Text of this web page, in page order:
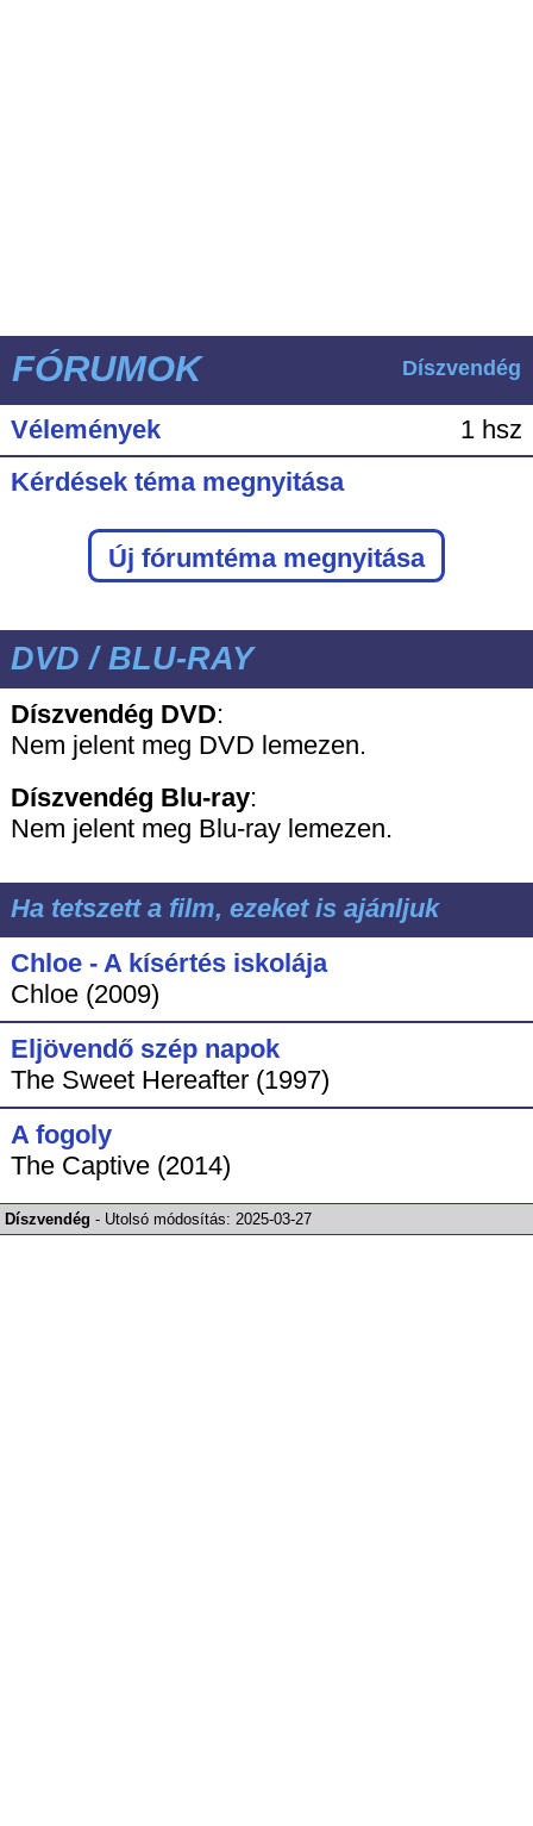
FÓRUMOK Díszvendég
Vélemények
1 hsz
Kérdések téma megnyitása
Új fórumtéma megnyitása
DVD / BLU-RAY
Díszvendég DVD:
Nem jelent meg DVD lemezen.
Díszvendég Blu-ray:
Nem jelent meg Blu-ray lemezen.
Ha tetszett a film, ezeket is ajánljuk
Chloe - A kísértés iskolája
Chloe (2009)
Eljövendő szép napok
The Sweet Hereafter (1997)
A fogoly
The Captive (2014)
Díszvendég - Utolsó módosítás: 2025-03-27